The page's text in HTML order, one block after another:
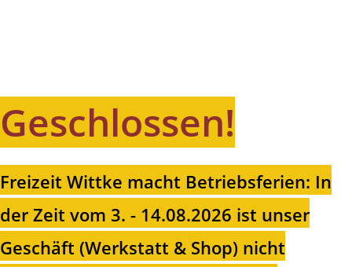
Geschlossen!
Freizeit Wittke macht Betriebsferien: In
der Zeit vom 3. - 14.08.2026 ist unser
Geschäft (Werkstatt & Shop) nicht